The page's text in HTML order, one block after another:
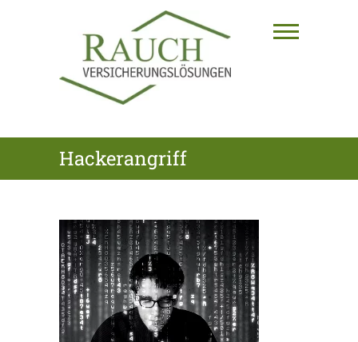
RAUCH
VERSICHERUNGSLÖSUNGEN
Hackerangriff